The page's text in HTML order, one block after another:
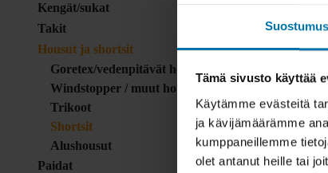
Suostumus
Tämä sivusto käyttää
Käytämme evästeitä
ja kävijämäärämme
kumppaneillemme
olet antanut heille tai
Kengät/sukat
Takit
Housut ja shortsit
Goretex/vedenpitävät housut
Windstopper / muut housut
Trikoot
Shortsit
Alushousut
Paidat